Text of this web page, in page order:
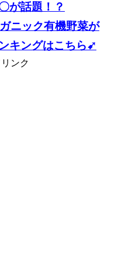
が話題！？
ニック有機野菜が
キングはこちら➹
ンク